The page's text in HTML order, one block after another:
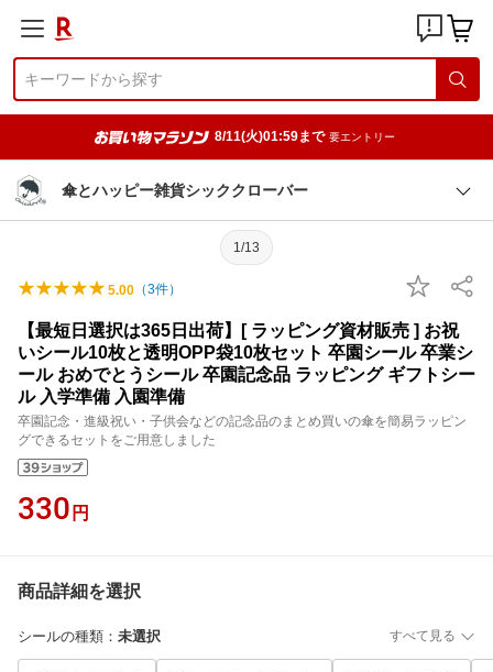
8/11(火)01:59まで 要エントリー
傘とハッピー雑貨シッククローバー
1/13
5.00 （3件）
【最短日選択は365日出荷】[ ラッピング資材販売 ] お祝
いシール10枚と透明OPP袋10枚セット 卒園シール 卒業シ
ール おめでとうシール 卒園記念品 ラッピング ギフトシー
ル 入学準備 入園準備
卒園記念・進級祝い・子供会などの記念品のまとめ買いの傘を簡易ラッピン
グできるセットをご用意しました
330 円
商品詳細を選択
シールの種類 ： 未選択 すべて見る